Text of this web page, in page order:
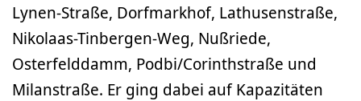
Lynen-Straße, Dorfmarkhof, Lathusenstraße,
Nikolaas-Tinbergen-Weg, Nußriede,
Osterfelddamm, Podbi/Corinthstraße und
Milanstraße. Er ging dabei auf Kapazitäten